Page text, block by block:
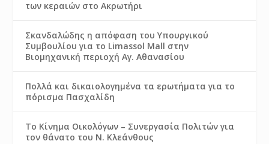
των κεραιών στο Ακρωτήρι
Σκανδαλώδης η απόφαση του Υπουργικού
Συμβουλίου για το Limassol Mall στην
Βιομηχανική περιοχή Αγ. Αθανασίου
Πολλά και δικαιολογημένα τα ερωτήματα για το
πόρισμα Πασχαλίδη
Το Κίνημα Οικολόγων – Συνεργασία Πολιτών για
τον θάνατο του Ν. Κλεάνθους